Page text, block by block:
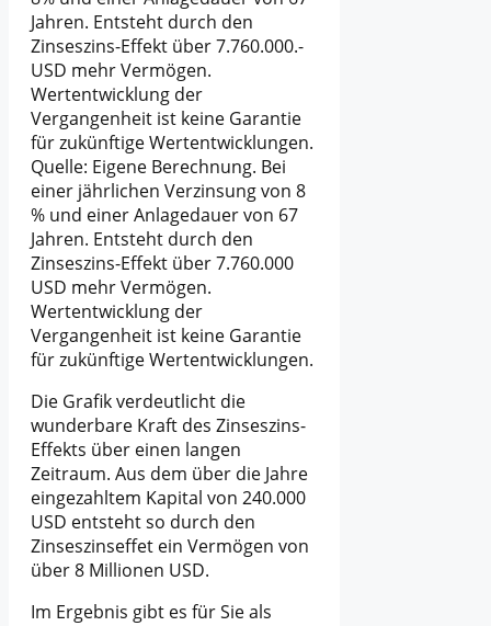
Quelle: Eigene Berechnung. Bei
einer jährlichen Verzinsung von 8
% und einer Anlagedauer von 67
Jahren. Entsteht durch den
Zinseszins-Effekt über 7.760.000
USD mehr Vermögen.
Wertentwicklung der
Vergangenheit ist keine Garantie
für zukünftige Wertentwicklungen.
Die Grafik verdeutlicht die
wunderbare Kraft des Zinseszins-
Effekts über einen langen
Zeitraum. Aus dem über die Jahre
eingezahltem Kapital von 240.000
USD entsteht so durch den
Zinseszinseffet ein Vermögen von
über 8 Millionen USD.
Im Ergebnis gibt es für Sie als